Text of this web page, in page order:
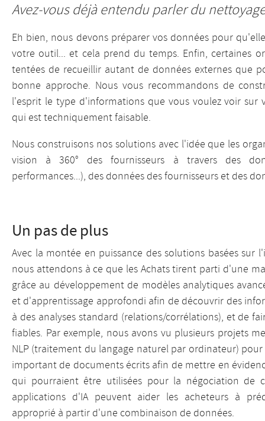
Avez-vous déjà entendu parler du
Eh bien, nous devons préparer vos données pour
votre outil... et cela prend du temps. Enfin, certaines
tentées de recueillir autant de données externes que
bonne approche. Nous vous recommandons de
l'esprit le type d'informations que vous voulez voir
qui est techniquement faisable.
Nous construisons nos solutions avec l'idée que les
vision à 360° des fournisseurs à travers des
performances...), des données des fournisseurs et des
Un pas de plus
Avec la montée en puissance des solutions basées sur
nous attendons à ce que les Achats tirent parti d'une
grâce au développement de modèles analytiques
et d'apprentissage approfondi afin de découvrir des
à des analyses standard (relations/corrélations), et de
fiables. Par exemple, nous avons vu plusieurs projets
NLP (traitement du langage naturel par ordinateur)
important de documents écrits afin de mettre en
qui pourraient être utilisées pour la négociation de
applications d'IA peuvent aider les acheteurs à
approprié à partir d'une combinaison de données.